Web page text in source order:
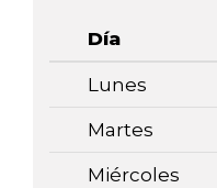
Día
Lunes
Martes
Miércoles